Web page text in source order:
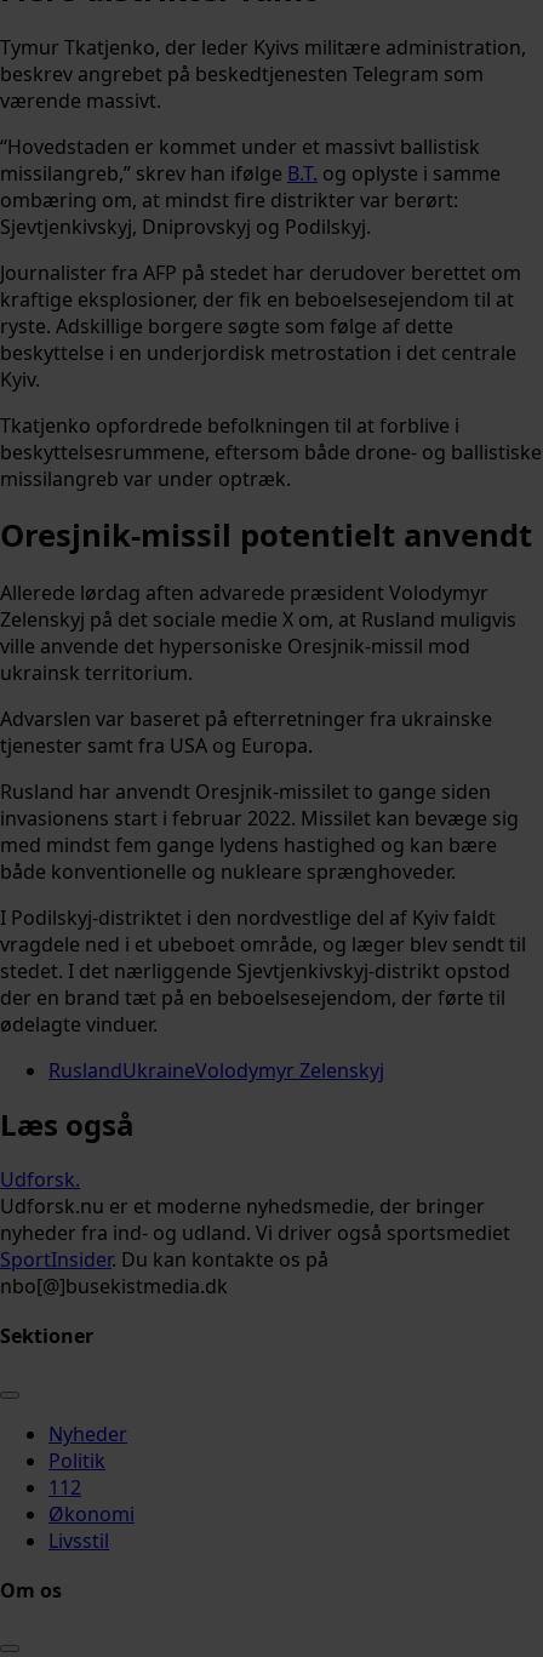
Tymur Tkatjenko, der leder Kyivs militære administration,
beskrev angrebet på beskedtjenesten Telegram som
værende massivt.
“Hovedstaden er kommet under et massivt ballistisk
missilangreb,” skrev han ifølge B.T. og oplyste i samme
ombæring om, at mindst fire distrikter var berørt:
Sjevtjenkivskyj, Dniprovskyj og Podilskyj.
Journalister fra AFP på stedet har derudover berettet om
kraftige eksplosioner, der fik en beboelsesejendom til at
ryste. Adskillige borgere søgte som følge af dette
beskyttelse i en underjordisk metrostation i det centrale
Kyiv.
Tkatjenko opfordrede befolkningen til at forblive i
beskyttelsesrummene, eftersom både drone- og ballistiske
missilangreb var under optræk.
Oresjnik-missil potentielt anvendt
Allerede lørdag aften advarede præsident Volodymyr
Zelenskyj på det sociale medie X om, at Rusland muligvis
ville anvende det hypersoniske Oresjnik-missil mod
ukrainsk territorium.
Advarslen var baseret på efterretninger fra ukrainske
tjenester samt fra USA og Europa.
Rusland har anvendt Oresjnik-missilet to gange siden
invasionens start i februar 2022. Missilet kan bevæge sig
med mindst fem gange lydens hastighed og kan bære
både konventionelle og nukleare sprænghoveder.
I Podilskyj-distriktet i den nordvestlige del af Kyiv faldt
vragdele ned i et ubeboet område, og læger blev sendt til
stedet. I det nærliggende Sjevtjenkivskyj-distrikt opstod
der en brand tæt på en beboelsesejendom, der førte til
ødelagte vinduer.
RuslandUkraineVolodymyr Zelenskyj
Læs også
Udforsk.
Udforsk.nu er et moderne nyhedsmedie, der bringer
nyheder fra ind- og udland. Vi driver også sportsmediet
SportInsider. Du kan kontakte os på
nbo[@]busekistmedia.dk
Sektioner
Nyheder
Politik
112
Økonomi
Livsstil
Om os